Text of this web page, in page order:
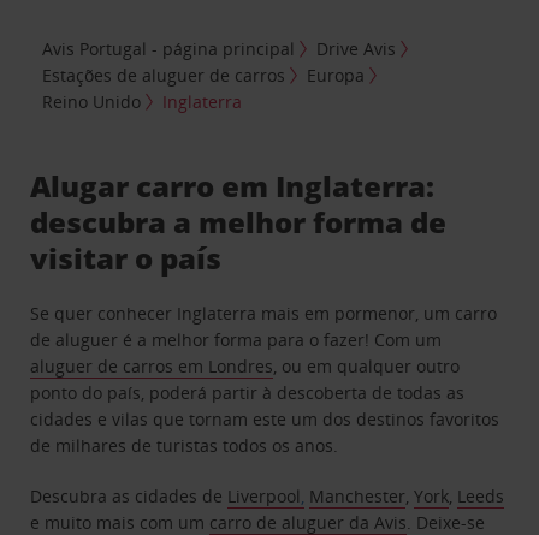
Avis Portugal - página principal
Drive Avis
Estações de aluguer de carros
Europa
Reino Unido
Inglaterra
Alugar carro em Inglaterra:
descubra a melhor forma de
visitar o país
Se quer conhecer Inglaterra mais em pormenor, um carro
de aluguer é a melhor forma para o fazer! Com um
aluguer de carros em Londres , ou em qualquer outro
ponto do país, poderá partir à descoberta de todas as
cidades e vilas que tornam este um dos destinos favoritos
de milhares de turistas todos os anos.
Descubra as cidades de Liverpool Manchester ,York Leeds
e muito mais com um carro de aluguer da Avis . Deixe-se